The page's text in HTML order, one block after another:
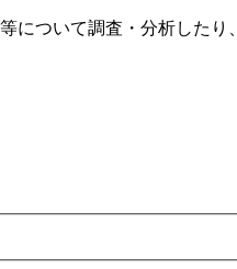
について調査・分析した